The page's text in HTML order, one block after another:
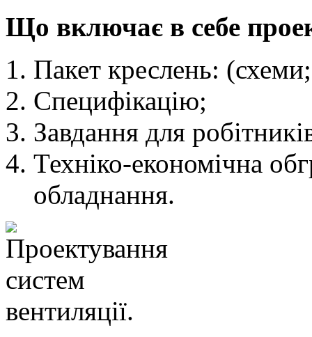
Що включає в себе
Пакет креслень:
Специфікацію;
Завдання для
Техніко-економічна
обладнання.